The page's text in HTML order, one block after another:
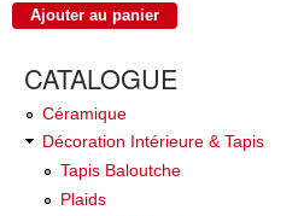
CATALOGUE
Céramique
Décoration Intérieure & Tapis
Tapis Baloutche
Plaids